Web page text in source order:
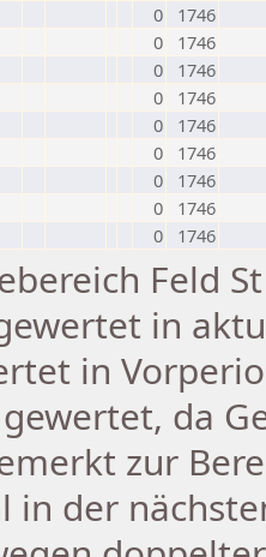
0
1746
0
1746
0
1746
0
1746
0
1746
0
1746
0
1746
0
1746
0 1746
Feld
in
in
da
zur
in der